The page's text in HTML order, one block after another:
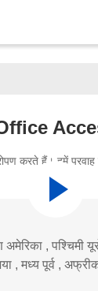
करते हैं। हमें
अमेरिका , पश्चिमी
, मध्य पूर्व ,